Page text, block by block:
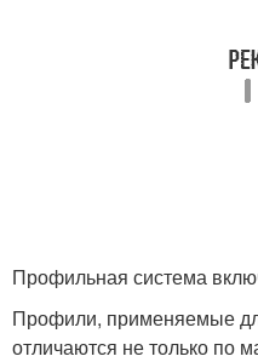
Профильная система
Профили, применяемые
отличаются не только по